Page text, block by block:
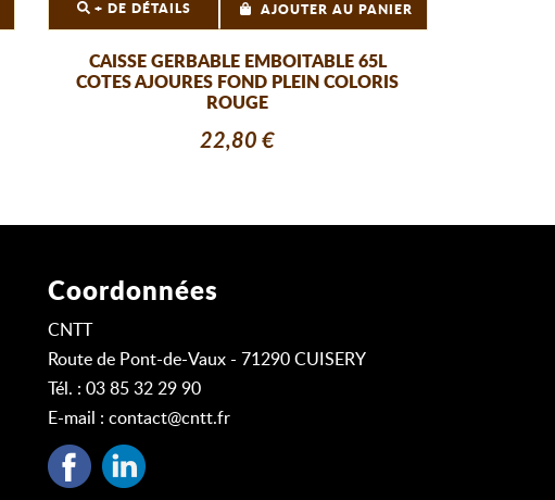
+ DE DÉTAILS AJOUTER AU PANIER
CAISSE GERBABLE EMBOITABLE 65L
COTES AJOURES FOND PLEIN COLORIS
ROUGE
22,80 €
Coordonnées
CNTT
Route de Pont-de-Vaux - 71290 CUISERY
Tél. : 03 85 32 29 90
E-mail : contact@cntt.fr